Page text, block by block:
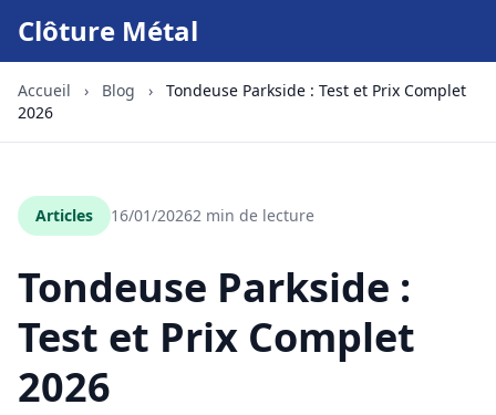
Clôture Métal
Accueil › Blog ›
Tondeuse Parkside : Test et Prix Complet
2026
Articles 16/01/20262 min de lecture
Tondeuse Parkside :
Test et Prix Complet
2026